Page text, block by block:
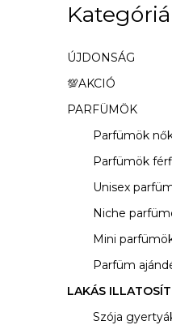
l
d
a
l
n
Kategóriák
átugrása
ÚJDONSÁG
💯AKCIÓ
PARFÜMÖK
Parfümök
Parfümök
Unisex
Niche
Mini
Parfüm
LAKÁS
Szója